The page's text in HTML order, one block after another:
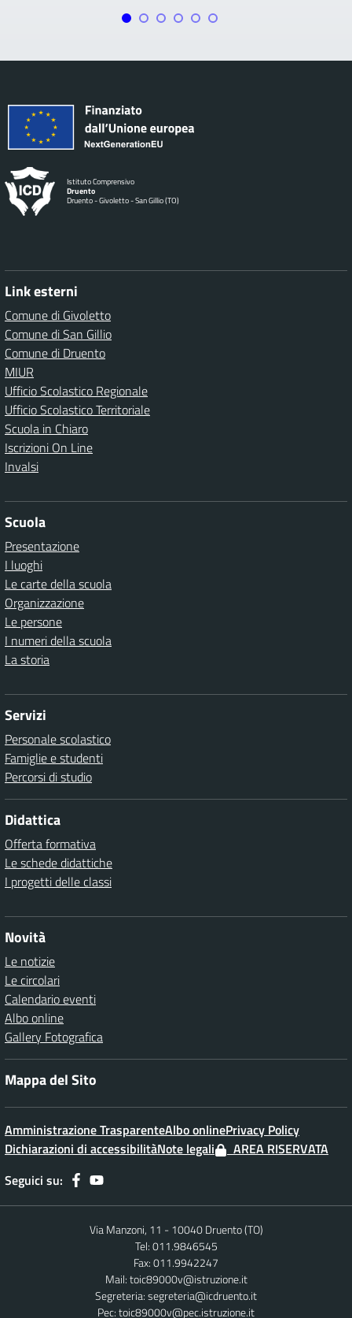
Istituto Comprensivo
Druento
Druento - Givoletto - San Gillio (TO)
Link esterni
Comune di Givoletto
Comune di San Gillio
Comune di Druento
MIUR
Ufficio Scolastico Regionale
Ufficio Scolastico Territoriale
Scuola in Chiaro
Iscrizioni On Line
Invalsi
Scuola
Presentazione
I luoghi
Le carte della scuola
Organizzazione
Le persone
I numeri della scuola
La storia
Servizi
Personale scolastico
Famiglie e studenti
Percorsi di studio
Didattica
Offerta formativa
Le schede didattiche
I progetti delle classi
Novità
Le notizie
Le circolari
Calendario eventi
Albo online
Gallery Fotografica
Mappa del Sito
Amministrazione TrasparenteAlbo onlinePrivacy Policy
Dichiarazioni di accessibilitàNote legali
AREA RISERVATA
Seguici su:
Via Manzoni, 11 - 10040 Druento (TO)
Tel: 011.9846545
Fax: 011.9942247
Mail:toic89000v@istruzione.it
Segreteria:segreteria@icdruento.it
Pec:toic89000v@pec.istruzione.it